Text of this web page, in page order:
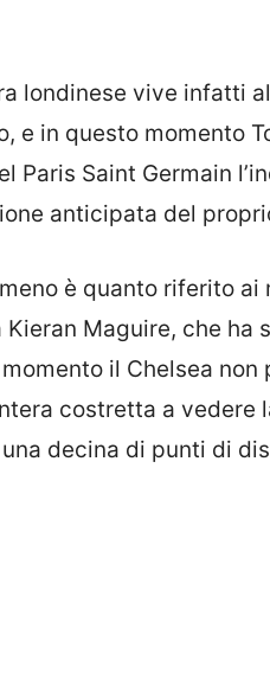
londinese vive infatti
e in questo momento
Paris Saint Germain
anticipata del
è quanto riferito ai
Kieran Maguire, che
il Chelsea
costretta a vedere
decina di punti di